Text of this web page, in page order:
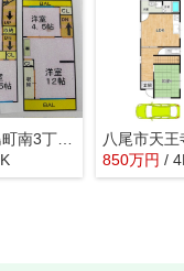
八尾市上之島町南3丁目戸建（オーナーチェンジ）近鉄八尾駅
850万円 /